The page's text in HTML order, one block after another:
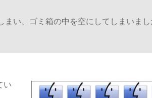
まい、ゴミ箱の中を空にしてしまいま
い